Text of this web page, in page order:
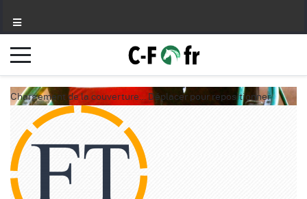
Chargement de la couverture… Déplacer pour repositionner